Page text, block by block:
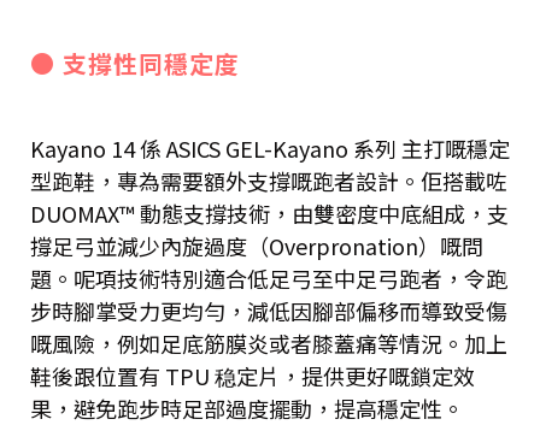
● 支撐性同穩定度
Kayano 14 係 ASICS GEL-Kayano 系列 主打嘅穩定
型跑鞋，專為需要額外支撐嘅跑者設計。佢搭載咗
DUOMAX™ 動態支撐技術，由雙密度中底組成，支
撐足弓並減少內旋過度（Overpronation）嘅問
題。呢項技術特別適合低足弓至中足弓跑者，令跑
步時腳掌受力更均勻，減低因腳部偏移而導致受傷
嘅風險，例如足底筋膜炎或者膝蓋痛等情況。加上
鞋後跟位置有 TPU 稳定片，提供更好嘅鎖定效
果，避免跑步時足部過度擺動，提高穩定性。